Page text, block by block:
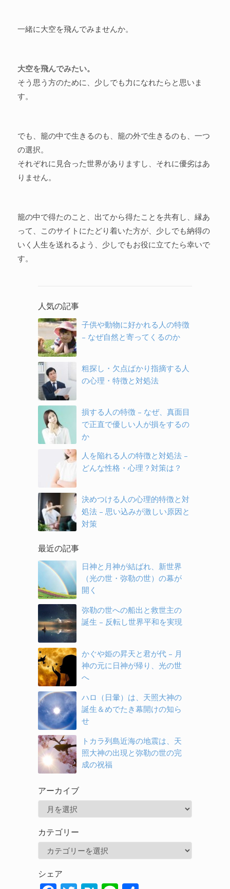
一緒に大空を飛んでみませんか。
大空を飛んでみたい。
そう思う方のために、少しでも力になれたらと思いま
す。
でも、籠の中で生きるのも、籠の外で生きるのも、一つ
の選択。
それぞれに見合った世界がありますし、それに優劣はあ
りません。
籠の中で得たのこと、出てから得たことを共有し、縁あ
って、このサイトにたどり着いた方が、少しでも納得の
いく人生を送れるよう、少しでもお役に立てたら幸いで
す。
人気の記事
子供や動物に好かれる人の特徴
– なぜ自然と寄ってくるのか
粗探し・欠点ばかり指摘する人
の心理・特徴と対処法
損する人の特徴 – なぜ、真面目
で正直で優しい人が損をするの
か
人を陥れる人の特徴と対処法 –
どんな性格・心理？対策は？
決めつける人の心理的特徴と対
処法 – 思い込みが激しい原因と
対策
最近の記事
日神と月神が結ばれ、新世界
（光の世・弥勒の世）の幕が
開く
弥勒の世への船出と救世主の
誕生 – 反転し世界平和を実現
かぐや姫の昇天と君が代 – 月
神の元に日神が帰り、光の世
へ
ハロ（日暈）は、天照大神の
誕生＆めでたき幕開けの知ら
せ
トカラ列島近海の地震は、天
照大神の出現と弥勒の世の完
成の祝福
アーカイブ
カ
カテゴリー
ゴ
シェア